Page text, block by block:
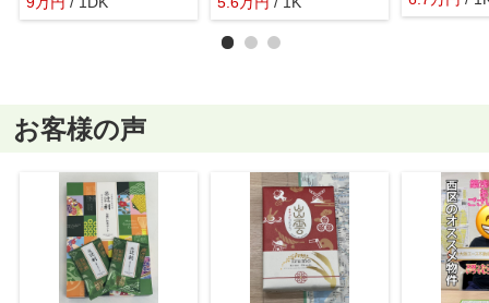
お客様の声